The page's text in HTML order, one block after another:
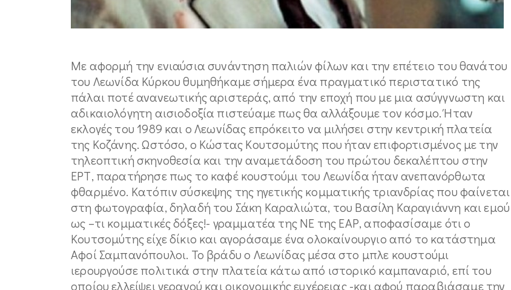
Με αφορμή την ενιαύσια συνάντηση παλιών φίλων και την επέτειο του θανάτου
του Λεωνίδα Κύρκου θυμηθήκαμε σήμερα ένα πραγματικό περιστατικό της
πάλαι ποτέ ανανεωτικής αριστεράς, από την εποχή που με μια ασύγγνωστη και
αδικαιολόγητη αισιοδοξία πιστεύαμε πως θα αλλάξουμε τον κόσμο. Ήταν
εκλογές του 1989 και ο Λεωνίδας επρόκειτο να μιλήσει στην κεντρική πλατεία
της Κοζάνης. Ωστόσο, ο Κώστας Κουτσομύτης που ήταν επιφορτισμένος με την
τηλεοπτική σκηνοθεσία και την αναμετάδοση του πρώτου δεκαλέπτου στην
ΕΡΤ, παρατήρησε πως το καφέ κουστούμι του Λεωνίδα ήταν ανεπανόρθωτα
φθαρμένο. Κατόπιν σύσκεψης της ηγετικής κομματικής τριανδρίας που φαίνεται
στη φωτογραφία, δηλαδή του Σάκη Καραλιώτα, του Βασίλη Καραγιάννη και εμού
ως –τι κομματικές δόξες!- γραμματέα της ΝΕ της ΕΑΡ, αποφασίσαμε ότι ο
Κουτσομύτης είχε δίκιο και αγοράσαμε ένα ολοκαίνουργιο από το κατάστημα
Αφοί Σαμπανόπουλοι. Το βράδυ ο Λεωνίδας μέσα στο μπλε κουστούμι
ιερουργούσε πολιτικά στην πλατεία κάτω από ιστορικό καμπαναριό, επί του
οποίου ελλείψει γερανού και οικονομικής ευχέρειας -και αφού παραβιάσαμε την